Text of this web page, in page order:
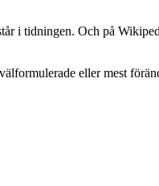
i tidningen. Och på
eller mest